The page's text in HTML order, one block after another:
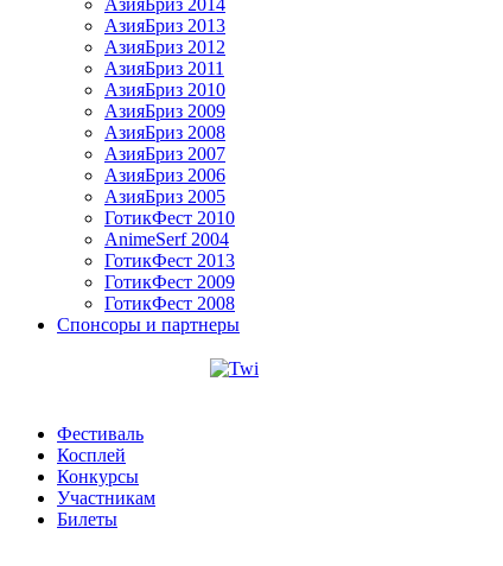
АзияБриз 2014
АзияБриз 2013
АзияБриз 2012
АзияБриз 2011
АзияБриз 2010
АзияБриз 2009
АзияБриз 2008
АзияБриз 2007
АзияБриз 2006
АзияБриз 2005
ГотикФест 2010
AnimeSerf 2004
ГотикФест 2013
ГотикФест 2009
ГотикФест 2008
Спонсоры и партнеры
Фестиваль
Косплей
Конкурсы
Участникам
Билеты